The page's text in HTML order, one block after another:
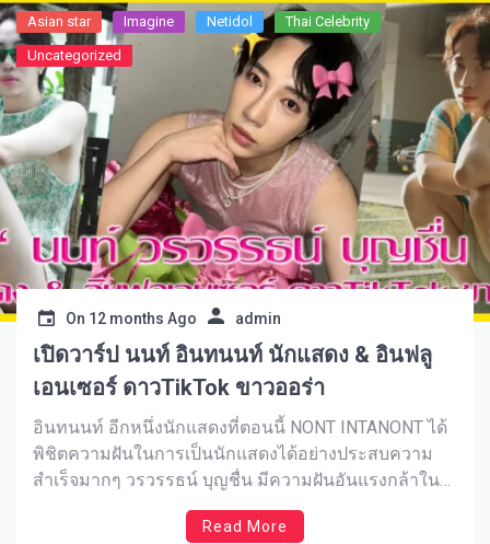
โครงการที่ทำมาได้ 5 ปีแล้ว เป็นโครงการเกี่ยวกับการพูด
สร้างแรงบันดาลใจ โดยเดินทางไปตามโรงเรียนต่างๆ
เพื่อพูดคุยสื่อสารสร้างแรงบันดาลใจให้เด็กๆ กล้าที่จะฝัน
มีความฝัน มีแรงบันดาลใจในการทำสิ่งต่างๆ และเมื่อได้
เข้าไปส่องบน IG บน TikTok ก็ต้องว้าวกับความสามารถ
ทางด้านการดำน้ำ มีเวลาว่างเมื่อไรเขาจะไปดำน้ำทะเล
ต่างๆ เรียกได้ว่าเป็นหนุ่มหล่อที่ครบเครื่องมากๆ
Asian star Imagine​ Netidol Thai Celebrity
Uncategorized
On 12 months Ago admin
เปิดวาร์ป นนท์ อินทนนท์ นักแสดง & อินฟลู
เอนเซอร์ ดาวTikTok ขาวออร่า
อินทนนท์ อีกหนึ่งนักแสดงที่ตอนนี้ NONT INTANONT ได้
พิชิตความฝันในการเป็นนักแสดงได้อย่างประสบความ
สำเร็จมากๆ วรวรรธน์ บุญชื่น มีความฝันอันแรงกล้าใน
การเป็นนักแสดง และเริ่มเป็นนักแสดงตังแต่ช่วงประถม
ศึกษาแล้ว ไม่ว่าจะเป็นการแสดงลละครเวที การแสดง
Read More